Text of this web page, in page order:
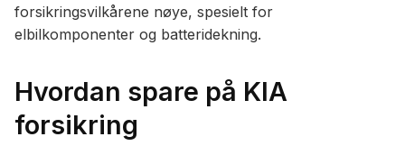
forsikringsvilkårene nøye, spesielt for
elbilkomponenter og batteridekning.
Hvordan spare på KIA
forsikring